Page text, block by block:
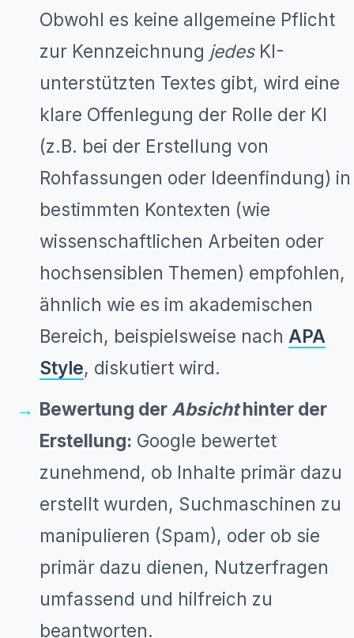
Obwohl es keine allgemeine Pflicht
zur Kennzeichnung jedesKI-
unterstützten Textes gibt, wird eine
klare Offenlegung der Rolle der KI
(z.B. bei der Erstellung von
Rohfassungen oder Ideenfindung) in
bestimmten Kontexten (wie
wissenschaftlichen Arbeiten oder
hochsensiblen Themen) empfohlen,
ähnlich wie es im akademischen
Bereich, beispielsweise nach APA
Style, diskutiert wird.
Bewertung der Absichthinter der
Erstellung: Google bewertet
zunehmend, ob Inhalte primär dazu
erstellt wurden, Suchmaschinen zu
manipulieren (Spam), oder ob sie
primär dazu dienen, Nutzerfragen
umfassend und hilfreich zu
beantworten.